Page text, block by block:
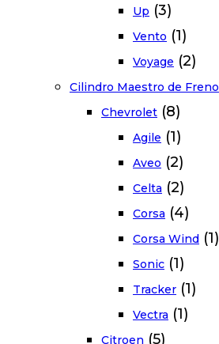
Up (3)
Vento (1)
Voyage (2)
Cilindro Maestro de Freno
Chevrolet (8)
Agile (1)
Aveo (2)
Celta (2)
Corsa (4)
Corsa Wind (1)
Sonic (1)
Tracker (1)
Vectra (1)
Citroen (5)